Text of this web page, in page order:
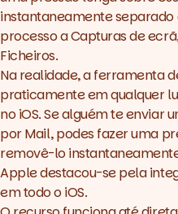
instantaneamente
processo a Capturas de
Ficheiros.
Na realidade, a ferramenta
praticamente em qualquer
no iOS. Se alguém te enviar
por Mail, podes fazer uma
removê-lo
Apple destacou-se pela
em todo o iOS.